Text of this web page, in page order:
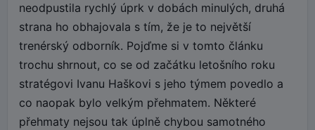
neodpustila rychlý úprk v dobách minulých, druhá
strana ho obhajovala s tím, že je to největší
trenérský odborník. Pojďme si v tomto článku
trochu shrnout, co se od začátku letošního roku
stratégovi Ivanu Haškovi s jeho týmem povedlo a
co naopak bylo velkým přehmatem. Některé
přehmaty nejsou tak úplně chybou samotného